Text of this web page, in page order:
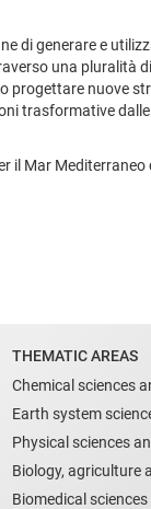
di generare e
una
progettare nuove
trasformative
il Mar Mediterraneo
THEMATIC AREAS
Chemical sciences
Earth system
Physical sciences
Biology, agriculture
Biomedical sciences